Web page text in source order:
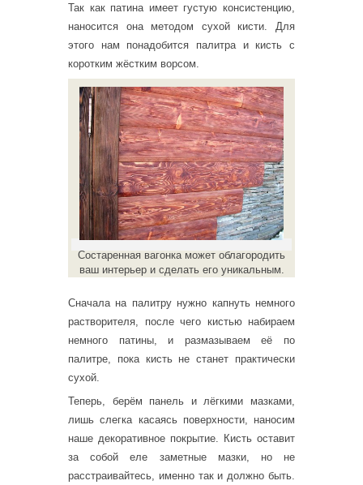
Так как патина имеет густую консистенцию,
наносится она методом сухой кисти. Для
этого нам понадобится палитра и кисть с
коротким жёстким ворсом.
Состаренная вагонка может облагородить
ваш интерьер и сделать его уникальным.
Сначала на палитру нужно капнуть немного
растворителя, после чего кистью набираем
немного патины, и размазываем её по
палитре, пока кисть не станет практически
сухой.
Теперь, берём панель и лёгкими мазками,
лишь слегка касаясь поверхности, наносим
наше декоративное покрытие. Кисть оставит
за собой еле заметные мазки, но не
расстраивайтесь, именно так и должно быть.